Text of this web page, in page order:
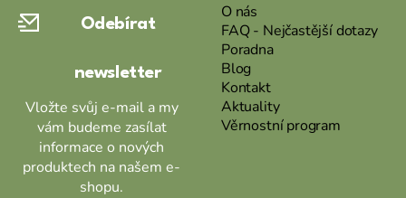
Odebírat
newsletter
Vložte svůj e-mail a my
vám budeme zasílat
informace o nových
produktech na našem e-
shopu.
O nás
FAQ - Nejčastější dotazy
Poradna
Blog
Kontakt
Aktuality
Věrnostní program